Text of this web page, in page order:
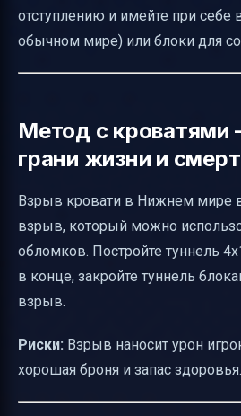
отступлению и имейте при себе
обычном мире) или блоки для
Метод с кроватями
грани жизни и
Взрыв кровати в Нижнем
взрыв, который можно
обломков. Постройте туннель
в конце, закройте туннель
взрыв.
Риски: Взрыв наносит урон
хорошая броня и запас